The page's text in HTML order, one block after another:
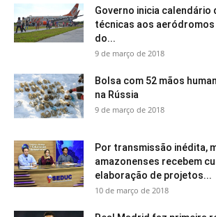
Governo inicia calendário
técnicas aos
do...
9 de março de 2018
Bolsa com 52 mãos
na Rússia
9 de março de 2018
Por transmissão inédita,
amazonenses recebem
elaboração de projetos...
10 de março de 2018